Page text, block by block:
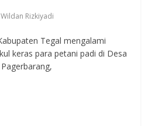
Rizkiyadi
Tegal mengalami
keras para petani padi di Desa